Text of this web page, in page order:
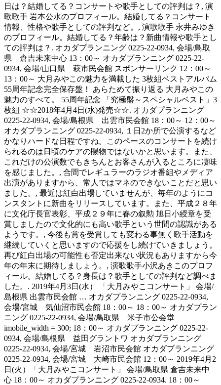
日は？結婚してる？コンサートや歌手としての評判は？, 演
歌歌手 岩本公水のプロフィール。結婚してる？コンサート
情報、性格や歌手としての評判など。, 演歌歌手 永井みゆき
のプロフィール。結婚してる？年齢は？新曲情報や歌手とし
ての評判は？. オカダプランニング 0225-22-0934, 会場/鳥取
県 倉吉未来中心 13：00～ オカダプランニング 0225-22-
0934, 会場/山口県 萩市民会館 スポンサーリンク 12：00～
13：00～ 大月みやこの魅力を満載した 3枚組ベストアルバム
55周年記念完全保存盤！ あらためて振り返る 大月みやこの
魅力のすべて。 55周年記念 「究極盤～スペシャルベスト」3
枚組 ☆☆2018年4月4日(水)発売☆☆. オカダプランニング
0225-22-0934, 会場/島根県 出雲市民会館 18：00～ 12：00～
オカダプランニング 0225-22-0934, １日2か所で公演するなど
かなりハードな日程ですね。このペースのコンサートを続け
られるのは日頃のケアの賜物ではないかと思います。また、
これだけの公演数でもきちんとお客さんが入るところに凄味
を感じました。, 合間でレギュラーのラジオ番組やメディア
出演がありますから、常人ではマネのできないことだと思い
ました。, 最近は紅白出場していませんが、毎年のようにコ
ンスタントに新曲をリリースしています。また、平成２８年
に文化庁長官表彰、平成２９年に春の叙勲 旭日小綬章を受
賞しましたので文化的にも高い歌手という世間の認識がある
ようです。, 今後も賞を受賞しても変わる事無く歌手活動を
継続していくと思いますので応援をし続けていきましょう。
再び紅白出場の可能性も否定出来ない状況もありますから今
年の年末に期待しましょう。, 演歌歌手小沢あきこのプロフ
ィール。結婚してる？身長は？歌手としての評判など調べま
した。. 2019年4月3日(水） 「大月みやこコンサート」 会場/
島根県 出雲市民会館 … オカダプランニング 0225-22-0934,
会場/宮城 気仙沼市民会館 18：00～ 18：00～ オカダプラン
ニング 0225-22-0934, 会場/鳥取県 米子市公会堂
imobile_width = 300; 18：00～ オカダプランニング 0225-22-
0934, 会場/島根県 益田グラントワ オカダプランニング
0225-22-0934, 会場/宮城 岩沼市民会館 オカダプランニング
0225-22-0934, 会場/宮城 大崎市民会館 12：00～ 2019年4月2
日(火）「大月みやこコンサート」 会場/鳥取県 倉吉未来中
心 18：00～ オカダプランニング 0225-22-0934. 18：00～